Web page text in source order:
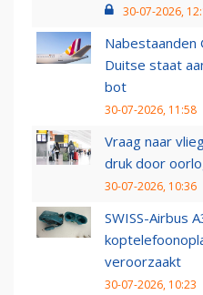
30-07-2026,
Nabestaanden
Duitse staat
bot
30-07-2026, 11:58
Vraag naar
druk door
30-07-2026, 10:36
SWISS-Airbus
veroorzaakt
30-07-2026, 10:23